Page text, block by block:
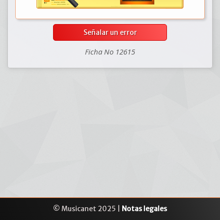
Señalar un error
Ficha No 12615
© Musicanet 2025 | Notas legales